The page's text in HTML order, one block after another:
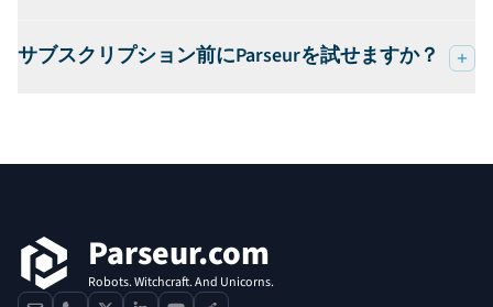
サブスクリプション前にParseurを試せますか？
Parseur.com
Robots. Witchcraft. And Unicorns.